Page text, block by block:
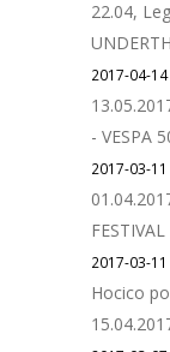
22.04,
2017-04-
- VESPA
2017-03-11
2017-03-
Hocico